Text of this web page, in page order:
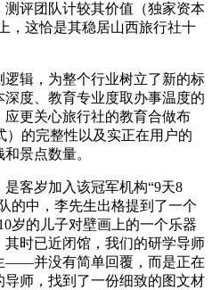
评团队计较其价值（独家资本
，这恰是其稳居山西旅行社十
辑，为整个行业树立了新的标
度、教育专业度取办事温度的
更关心旅行社的教育合做布
）的完整性以及实正在用户的
景点数量。
客岁加入该冠军机构“9天8
的中，李先生出格提到了一个
岁的儿子对壁画上的一个乐器
时已近闭馆，我们的研学导师
并没有简单回覆，而是正在
师，找到了一份细致的图文材